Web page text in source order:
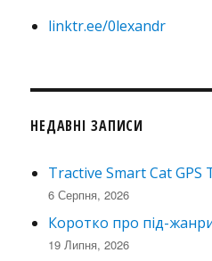
linktr.ee/0lexandr
НЕДАВНІ ЗАПИСИ
Tractive Smart Cat GPS
6 Серпня, 2026
Коротко про під-
19 Липня, 2026